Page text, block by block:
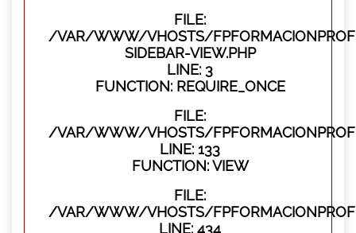
FILE:
/VAR/WWW/VHOSTS/
SIDEBAR-VIEW.PHP
LINE: 3
FUNCTION: REQUIRE_ONCE
FILE:
/VAR/WWW/VHOSTS/
LINE: 133
FUNCTION: VIEW
FILE:
/VAR/WWW/VHOSTS/
LINE: 434